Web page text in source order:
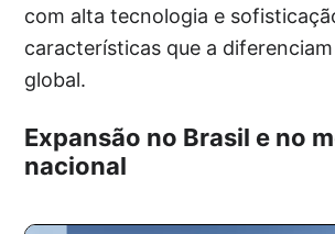
com alta tecnologia e
características que a
global.
Expansão no Brasil e no
nacional